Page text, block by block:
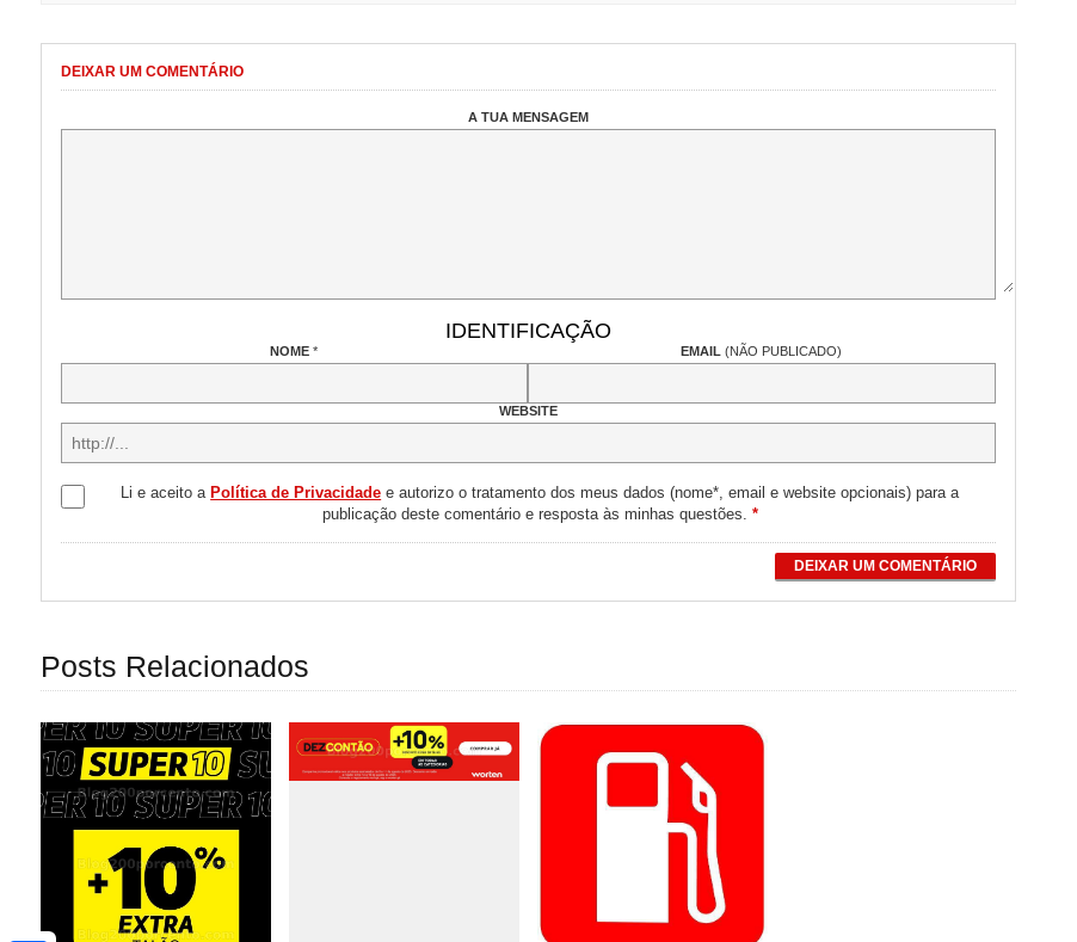
DEIXAR UM COMENTÁRIO
A TUA MENSAGEM
IDENTIFICAÇÃO
NOME* EMAIL(NÃO PUBLICADO)
WEBSITE
Li e aceito a Política de Privacidade e autorizo o tratamento dos meus dados (nome*, email e website opcionais) para a
publicação deste comentário e resposta às minhas questões. *
DEIXAR UM COMENTÁRIO
Posts Relacionados